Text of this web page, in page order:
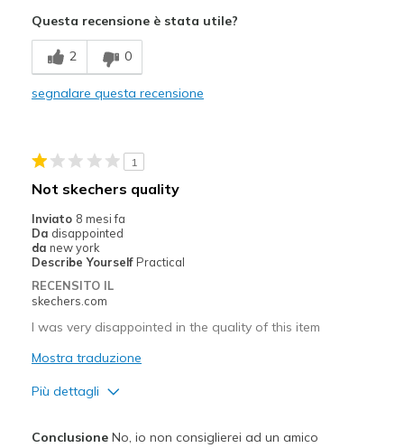
Migliori Utilizzi:
Casual Wear
Sizing
Questa recensione è stata utile?
2 0
segnalare questa recensione
1
Not skechers quality
Inviato 8 mesi fa
Da disappointed
da new york
Describe Yourself Practical
RECENSITO IL
skechers.com
I was very disappointed in the quality of this item
Mostra traduzione
Più dettagli
ConclusioneNo, io non consiglierei ad un amico